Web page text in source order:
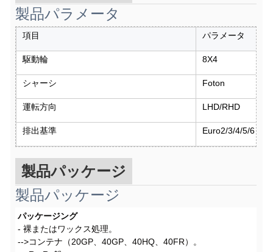
製品パラメータ
項目 パラメータ
駆動輪 8X4
シャーシ Foton
運転方向 LHD/RHD
排出基準 Euro2/3/4/5/6
製品パッケージ
製品パッケージ
パッケージング
- 裸またはワックス処理。
-->コンテナ（20GP、40GP、40HQ、40FR）。